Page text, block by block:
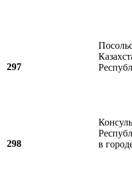
297
298
в